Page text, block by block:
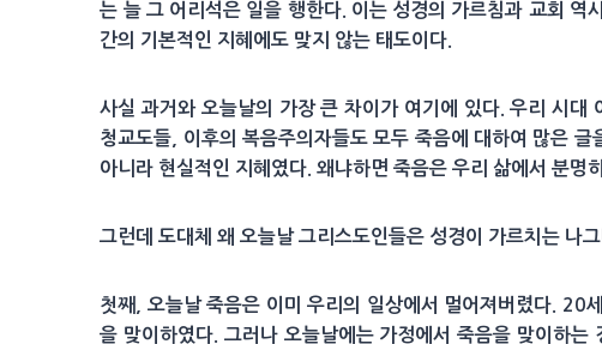
는 늘 그 어리석은 일을 행한다. 이는 성경의 가르침과 교회 역
간의 기본적인 지혜에도 맞지 않는 태도이다.
사실 과거와 오늘날의 가장 큰 차이가 여기에 있다. 우리 시대
청교도들, 이후의 복음주의자들도 모두 죽음에 대하여 많은
아니라 현실적인 지혜였다. 왜냐하면 죽음은 우리 삶에서 분명
그런데 도대체 왜 오늘날 그리스도인들은 성경이 가르치는 나
첫째, 오늘날 죽음은 이미 우리의 일상에서 멀어져버렸다. 20
을 맞이하였다. 그러나 오늘날에는 가정에서 죽음을 맞이하